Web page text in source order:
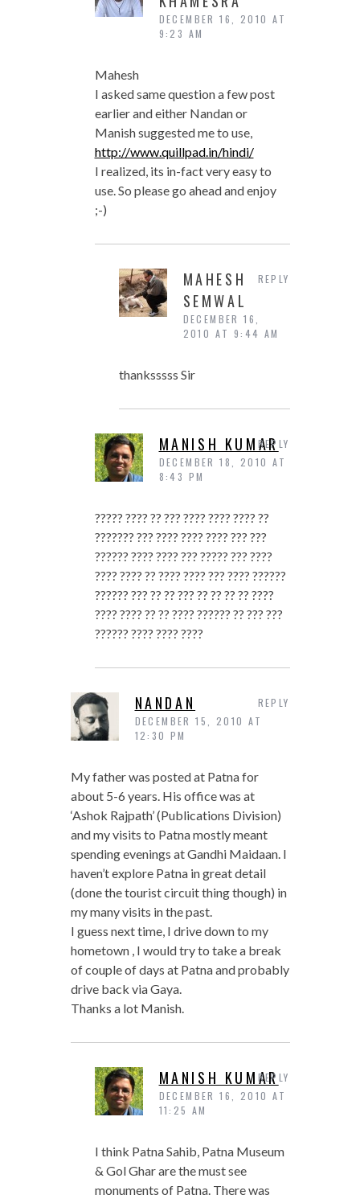
DECEMBER 16, 2010 AT
9:23 AM
Mahesh
I asked same question a few post
earlier and either Nandan or
Manish suggested me to use,
http://www.quillpad.in/hindi/
I realized, its in-fact very easy to
use. So please go ahead and enjoy
;-)
MAHESH
SEMWAL
DECEMBER 16,
2010 AT 9:44 AM
thanksssss Sir
REPLY
MANISH KUMAR
DECEMBER 18, 2010 AT
8:43 PM
????? ???? ?? ??? ???? ???? ???? ??
??????? ??? ???? ???? ???? ??? ???
?????? ???? ???? ??? ????? ??? ????
???? ???? ?? ???? ???? ??? ???? ??????
?????? ??? ?? ?? ??? ?? ?? ?? ?? ????
???? ???? ?? ?? ???? ?????? ?? ??? ???
?????? ???? ???? ????
REPLY
NANDAN
DECEMBER 15, 2010 AT
12:30 PM
My father was posted at Patna for
about 5-6 years. His office was at
‘Ashok Rajpath’ (Publications Division)
and my visits to Patna mostly meant
spending evenings at Gandhi Maidaan. I
haven’t explore Patna in great detail
(done the tourist circuit thing though) in
my many visits in the past.
I guess next time, I drive down to my
hometown , I would try to take a break
of couple of days at Patna and probably
drive back via Gaya.
Thanks a lot Manish.
REPLY
MANISH KUMAR
DECEMBER 16, 2010 AT
11:25 AM
I think Patna Sahib, Patna Museum
& Gol Ghar are the must see
monuments of Patna. There was
REPLY